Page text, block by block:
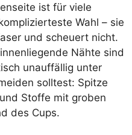
ist für viele
Wahl – sie
und scheuert nicht.
Nähte sind
unauffällig unter
solltest: Spitze
Stoffe mit groben
des Cups.